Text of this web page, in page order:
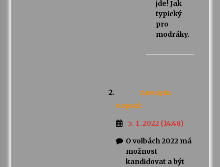
jde! Jak
typický
pro
modráky.
Anonym
napsal:
5. 1. 2022 (14:48)
O volbách 2022 má
možnost
kandidovat a být